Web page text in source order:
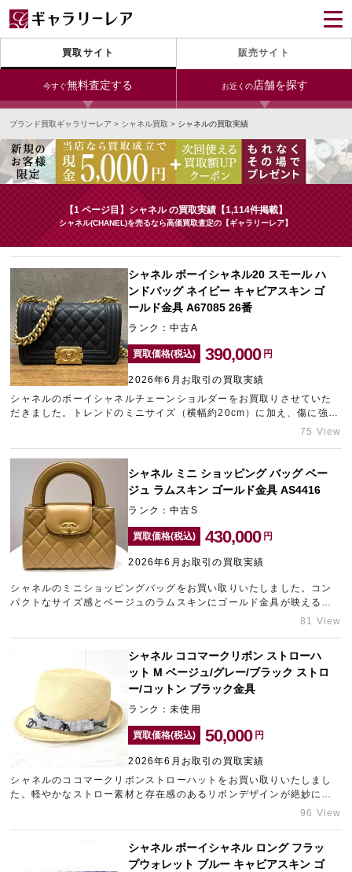
買取サイト 販売サイト
今すぐ無料査定する お近くの店舗を探す
今すぐLINE査定
24時間受付（対応時間10:00～19:00）
宅配買取を申し込む
無料の宅配キットをお届けします
今すぐ電話査定
受付時間 10:00～19:00
銀座本店 青山表参道店 新宿東口店
小田急新宿店
心斎橋本店 東心斎橋店 梅田店
なんば店 神戸元町(三宮)店 LAB大阪
中野ブロードウェイ
宅配買取を申し込む
無料の宅配キットをお届けします
ブランド買取ギャラリーレア > シャネル買取 > シャネルの買取実績
【1 ページ目】シャネル の買取実績【1,114件掲載】
シャネル(CHANEL)を売るなら高価買取査定の【ギャラリーレア】
シャネル ボーイシャネル20 スモール ハ
ンドバッグ ネイビー キャビアスキン ゴ
ールド金具 A67085 26番
ランク：中古A
買取価格(税込) 390,000 円
2026年6月お取引の買取実績
シャネルのボーイシャネルチェーンショルダーをお買取りさせていた
だきました。トレンドのミニサイズ（横幅約20cm）に加え、傷に強い
キャビアスキンと上品なネイビーの組み合わせは中古市場でも大人気
買取に力を入れておりますので、売却をご検討中の方は、新宿にある
ブランド買取店「ギャラリーレア小田急新宿店」にご相談くださいま
75 View
シャネル ミニ ショッピング バッグ ベー
ジュ ラムスキン ゴールド金具 AS4416
ランク：中古S
買取価格(税込) 430,000 円
2026年6月お取引の買取実績
シャネルのミニショッピングバッグをお買い取りいたしました。コン
パクトなサイズ感とベージュのラムスキンにゴールド金具が映える上
品なデザインで、デイリーからパーティーまで幅広く活躍する人気ア
ド品の高価買取をご希望の方は、梅田エリアのブランド買取店「ギャ
ラリーレア梅田店」にお持ち込みくださいませ。
81 View
シャネル ココマークリボン ストローハ
ット M ベージュ/グレー/ブラック ストロ
ー/コットン ブラック金具
ランク：未使用
買取価格(税込) 50,000 円
2026年6月お取引の買取実績
シャネルのココマークリボンストローハットをお買い取りいたしまし
た。軽やかなストロー素材と存在感のあるリボンデザインが絶妙に調
和し、コーディネートを格上げしてくれる逸品です。フロントのココ
での事前の簡単なお見積り等も承っておりますので、ご利用いただけ
れば幸いです。全国からの査定金額のお問い合わせや宅配買取を大阪
96 View
シャネル ボーイシャネル ロング フラッ
プウォレット ブルー キャビアスキン ゴ